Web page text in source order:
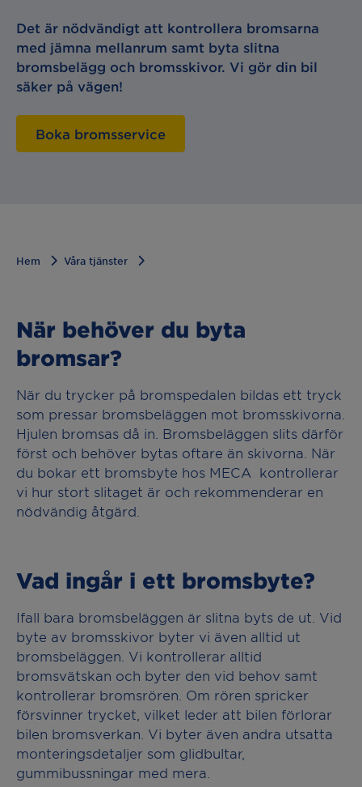
Det är nödvändigt att kontrollera bromsarna
med jämna mellanrum samt byta slitna
bromsbelägg och bromsskivor. Vi gör din bil
säker på vägen!
Boka bromsservice
Hem Våra tjänster
När behöver du byta
bromsar?
När du trycker på bromspedalen bildas ett tryck
som pressar bromsbeläggen mot bromsskivorna.
Hjulen bromsas då in. Bromsbeläggen slits därför
först och behöver bytas oftare än skivorna. När
du bokar ett bromsbyte hos MECA kontrollerar
vi hur stort slitaget är och rekommenderar en
nödvändig åtgärd.
Vad ingår i ett bromsbyte?
Ifall bara bromsbeläggen är slitna byts de ut. Vid
byte av bromsskivor byter vi även alltid ut
bromsbeläggen. Vi kontrollerar alltid
bromsvätskan och byter den vid behov samt
kontrollerar bromsrören. Om rören spricker
försvinner trycket, vilket leder att bilen förlorar
bilen bromsverkan. Vi byter även andra utsatta
monteringsdetaljer som glidbultar,
gummibussningar med mera.